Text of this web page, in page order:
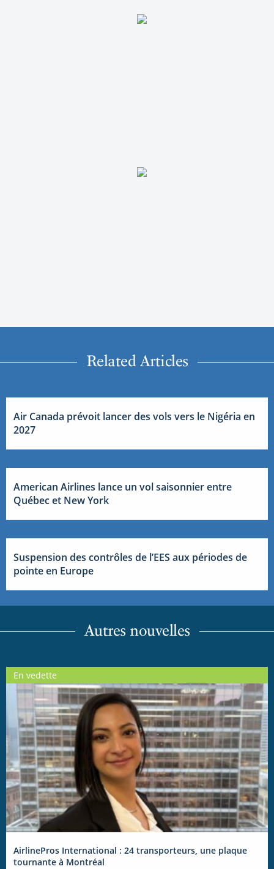
Related Articles
Air Canada prévoit lancer des vols vers le Nigéria en
2027
American Airlines lance un vol saisonnier entre
Québec et New York
Suspension des contrôles de l’EES aux périodes de
pointe en Europe
Autres nouvelles
En vedette
AirlinePros International : 24 transporteurs, une plaque
tournante à Montréal